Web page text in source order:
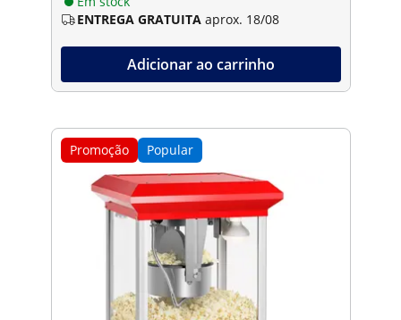
ENTREGA GRATUITA aprox. 18/08
Adicionar ao carrinho
Promoção Popular